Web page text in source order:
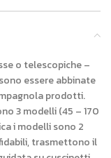
o telescopiche –
essere abbinate
prodotti.
3 modelli (45 – 170
i modelli sono 2
trasmettono il